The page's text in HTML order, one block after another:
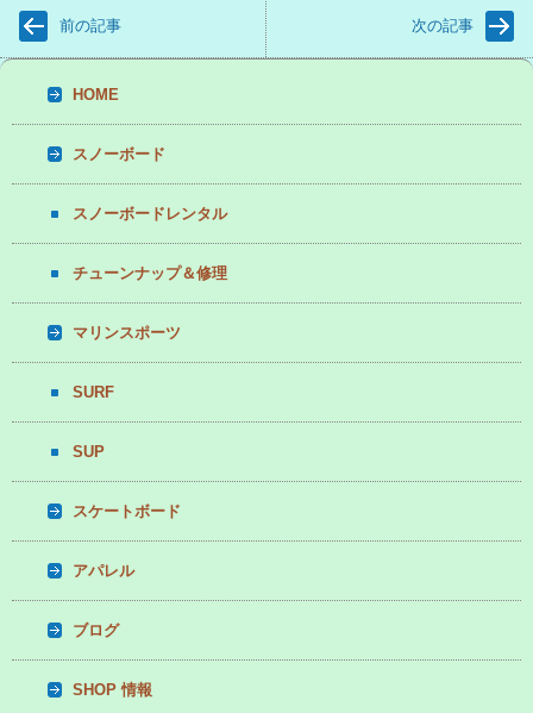
前の記事 次の記事
HOME
スノーボード
スノーボードレンタル
チューンナップ＆修理
マリンスポーツ
SURF
SUP
スケートボード
アパレル
ブログ
SHOP 情報